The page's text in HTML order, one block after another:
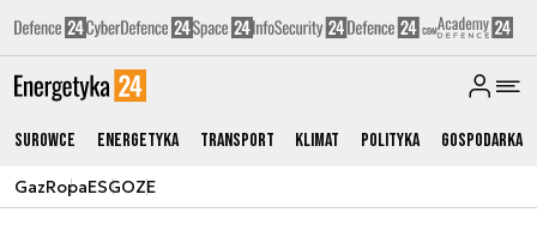
Surowce Energetyka Transport Klimat Polityka Gospodarka
GazRopaESGOZE